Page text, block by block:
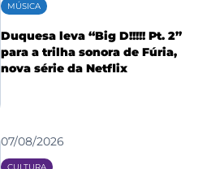
MÚSICA
Duquesa leva “Big D!!!!! Pt. 2”
para a trilha sonora de Fúria,
nova série da Netflix
07/08/2026
CULTURA